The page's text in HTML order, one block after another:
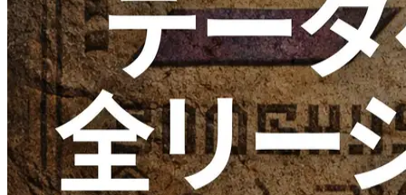
らせいたします。
本アップグレードにより、ERPC が提供するすべての Solana
RPC エンドポイントは、全リージョンにおいて、過去に遡
る Solana の履歴データへ欠損なくアクセスできる構成とな
りました。本機能は、ERPC の既存 RPC プランをご利用中
のご利用者の皆様に対して、追加契約や特別な設定を必要と
せず提供されます。
本対応は、Solana のアーカイブおよびヒストリカルデータ配
信を目的として設計されたオープンソース技術 Old Faithful
を、ERPC の RPC 基盤に統合することで実現しています。